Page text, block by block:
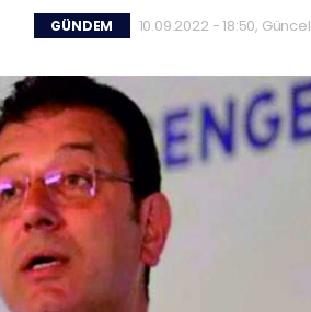
GÜNDEM 10.09.2022 - 18:50,